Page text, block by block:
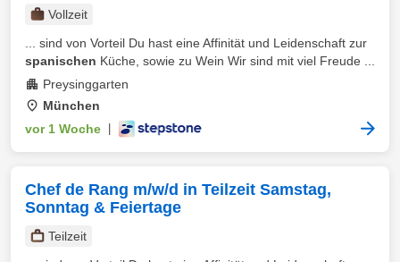
Vollzeit
... sind von Vorteil Du hast eine Affinität und Leidenschaft zur
spanischen Küche, sowie zu Wein Wir sind mit viel Freude ...
Preysinggarten
München
vor 1 Woche
Chef de Rang m/w/d in Teilzeit Samstag,
Sonntag & Feiertage
Teilzeit